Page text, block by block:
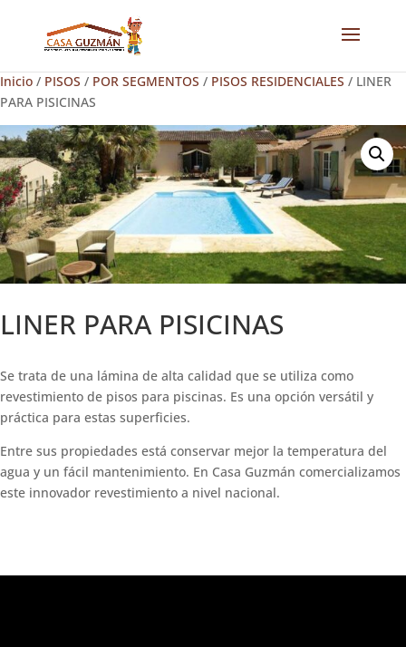
Inicio / PISOS / POR SEGMENTOS / PISOS RESIDENCIALES / LINER
PARA PISICINAS
LINER PARA PISICINAS
Se trata de una lámina de alta calidad que se utiliza como
revestimiento de pisos para piscinas. Es una opción versátil y
práctica para estas superficies.
Entre sus propiedades está conservar mejor la temperatura del
agua y un fácil mantenimiento. En Casa Guzmán comercializamos
este innovador revestimiento a nivel nacional.